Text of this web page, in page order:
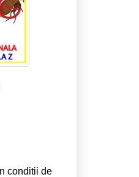
conditii de